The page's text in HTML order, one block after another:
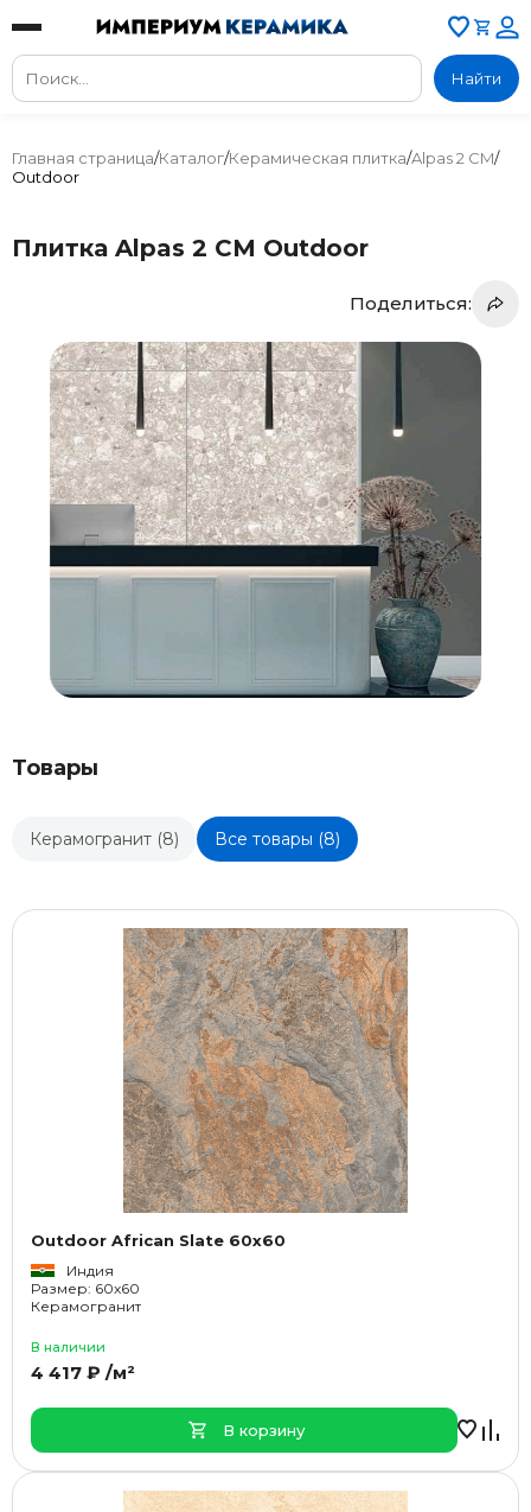
Найти
Главная страница/Каталог/Керамическая плитка/Alpas 2 CM/
Outdoor
Плитка Alpas 2 CM Outdoor
Поделиться:
Товары
Керамогранит (8) Все товары (8)
Outdoor African Slate 60x60
Индия
Размер: 60x60
Керамогранит
В наличии
4 417 ₽ /м²
В корзину